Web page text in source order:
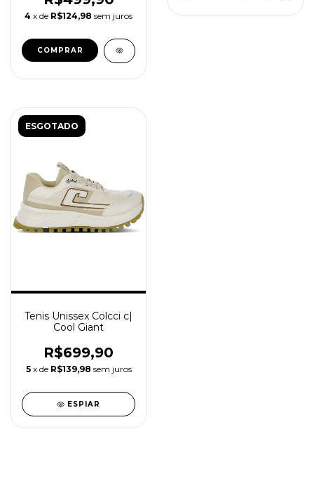
4 x de R$124,98 sem juros
COMPRAR
ESGOTADO
Tenis Unissex Colcci c|
Cool Giant
R$699,90
5 x de R$139,98 sem juros
ESPIAR